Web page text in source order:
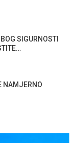
SIGURNOSTI
NAMJERNO